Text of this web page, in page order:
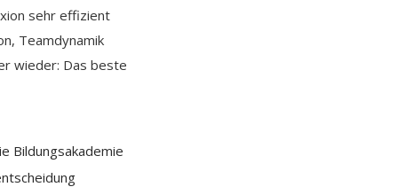
sehr effizient
Teamdynamik
wieder: Das beste
Bildungsakademie